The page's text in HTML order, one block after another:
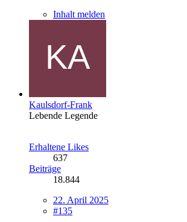
Inhalt melden
Kaulsdorf-Frank
Lebende Legende
Erhaltene Likes
637
Beiträge
18.844
22. April 2025
#135